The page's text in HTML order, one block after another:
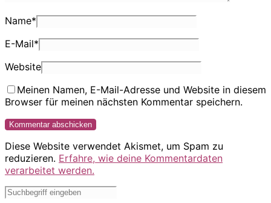
Name*
E-Mail*
Website
Meinen Namen, E-Mail-Adresse und Website in diesem
Browser für meinen nächsten Kommentar speichern.
Diese Website verwendet Akismet, um Spam zu
reduzieren. Erfahre, wie deine Kommentardaten
verarbeitet werden.